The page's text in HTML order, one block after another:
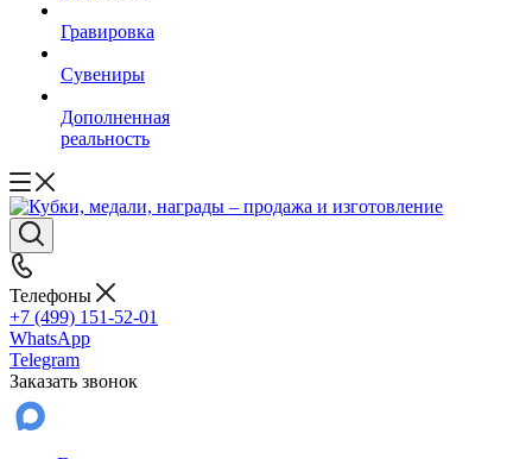
Гравировка
Сувениры
Дополненная
реальность
Телефоны
+7 (499) 151-52-01
WhatsApp
Telegram
Заказать звонок